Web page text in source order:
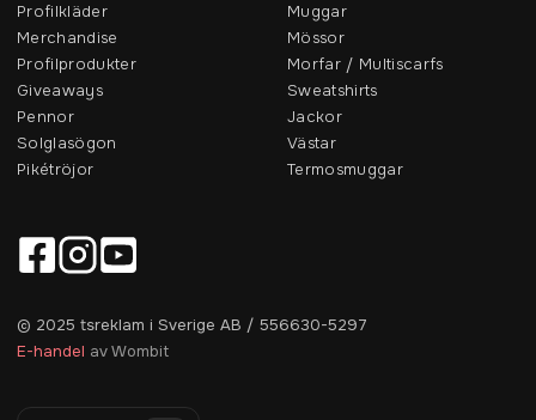
Profilkläder
Merchandise
Profilprodukter
Giveaways
Pennor
Solglasögon
Pikétröjor
Muggar
Mössor
Morfar / Multiscarfs
Sweatshirts
Jackor
Västar
Termosmuggar
© 2025 tsreklam i Sverige AB / 556630-5297
E-handel av Wombit